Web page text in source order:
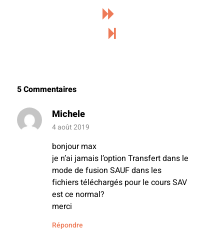
5 Commentaires
Michele
4 août 2019
bonjour max
je n’ai jamais l’option Transfert dans le
mode de fusion SAUF dans les
fichiers téléchargés pour le cours SAV
est ce normal?
merci
Répondre